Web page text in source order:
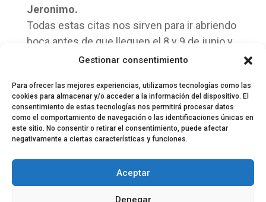
Gestionar consentimiento
Para ofrecer las mejores experiencias, utilizamos tecnologías como las
cookies para almacenar y/o acceder a la información del dispositivo. El
consentimiento de estas tecnologías nos permitirá procesar datos
como el comportamiento de navegación o las identificaciones únicas en
este sitio. No consentir o retirar el consentimiento, puede afectar
negativamente a ciertas características y funciones.
Aceptar
Denegar
Jeronimo.
Todas estas citas nos sirven para ir abriendo
boca antes de que lleguen el 8 y 9 de junio y
disfrutemos a lo grande de Festival de les
Equipo EPDLT Contacto